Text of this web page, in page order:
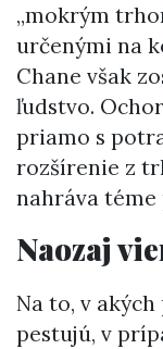
„mokrým
určenými na
Chane však
ľudstvo.
priamo s
rozšírenie z
nahráva
Naozaj
Na to, v
pestujú, v